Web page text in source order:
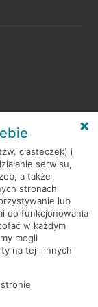
ciasteczek) i
serwisu,
a także
stronach
lub
do funkcjonowania
w każdym
mogli
na tej i innych